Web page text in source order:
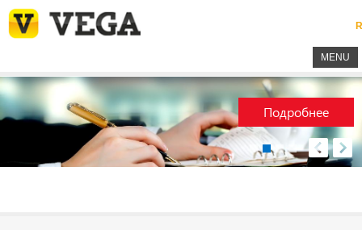
MENU
Подробнее